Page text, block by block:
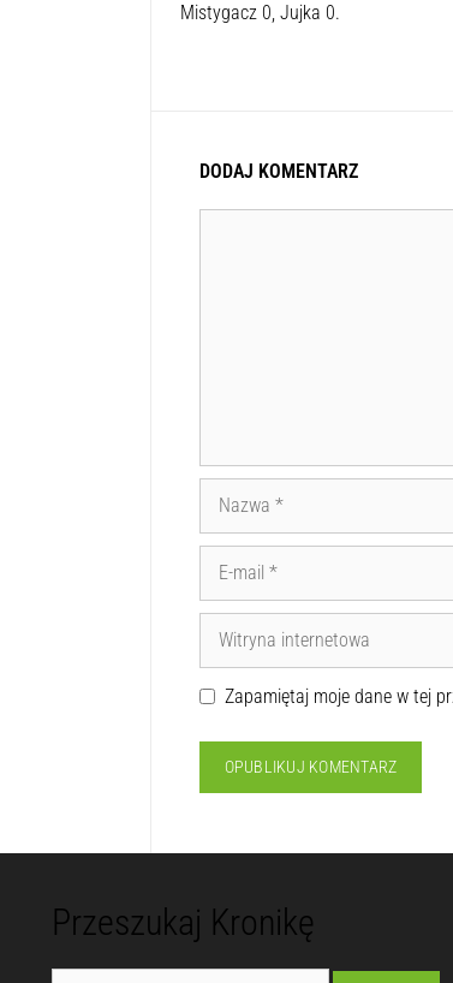
Mistygacz 0, Jujka 0.
DODAJ KOMENTARZ
Zapamiętaj moje dane w tej
Przeszukaj Kronikę